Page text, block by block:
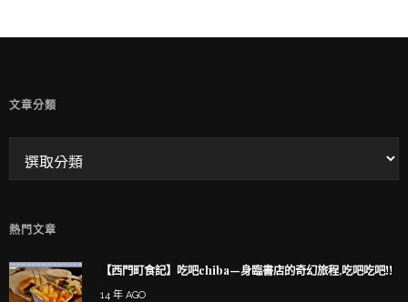
童兒的 INSTAGRAM
文章分類
熱門文章
【西門町食記】吃吧chiba—身臨書店的奇幻旅程,吃吧吃吧!!
14 年 AGO